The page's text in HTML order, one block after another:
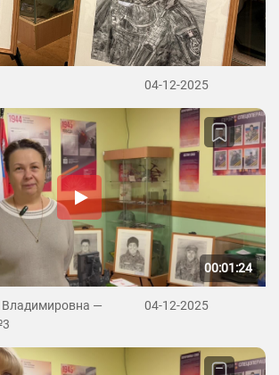
04-12-2025
00:01:24
—
04-12-2025